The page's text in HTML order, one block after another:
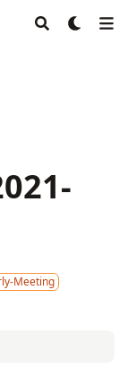
Meeting